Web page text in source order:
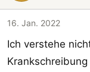
16. Jan. 2022
Ich verstehe